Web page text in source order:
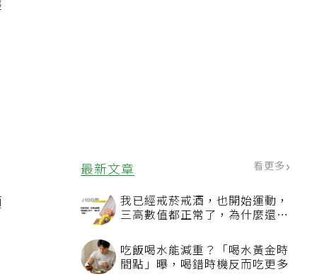
最新文章 看更多
我已經戒菸戒酒，也開始運動，
三高數值都正常了，為什麼還不
吃飯喝水能減重？「喝水黃金時
間點」曝，喝錯時機反而吃更多